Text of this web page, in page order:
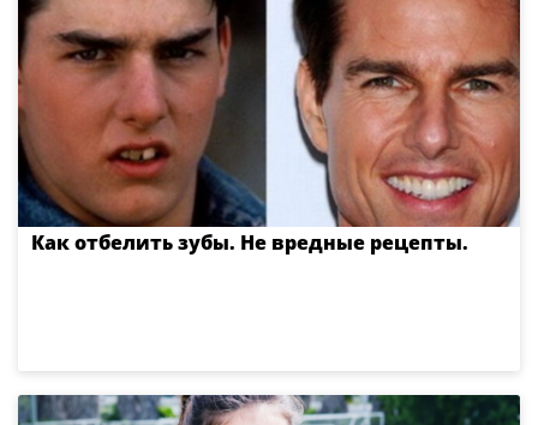
Как отбелить зубы. Не вредные рецепты.